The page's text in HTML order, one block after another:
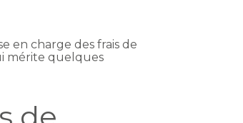
en charge des frais de
mérite quelques